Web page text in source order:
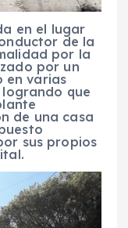
en el lugar
de la
por la
por un
en varias
que
de una casa
sus propios